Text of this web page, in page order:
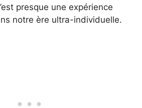
presque une expérience
notre ère ultra-individuelle.